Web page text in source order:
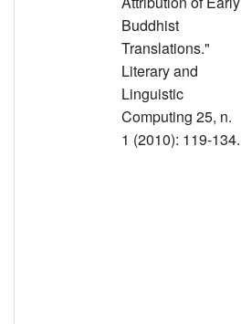
Buddhist
Translations."
Literary and
Linguistic
Computing 25, n.
1 (2010): 119-134.